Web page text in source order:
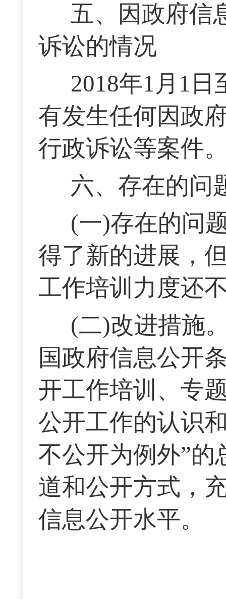
五、因政府信
诉讼的情况
2018年1月1日
有发生任何因政
行政诉讼等案件
六、存在的问
(一)存在的问
得了新的进展，
工作培训力度还
(二)改进措施
国政府信息公开
开工作培训、专
公开工作的认识
不公开为例外”的
道和公开方式，
信息公开水平。